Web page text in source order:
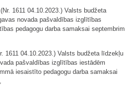
(Nr. 1611 04.10.2023.) Valsts budžeta
novada pašvaldības izglītības
pedagogu darba samaksai septembrim
1611 04.10.2023.) Valsts budžeta līdzekļu
pašvaldības izglītības iestādēm
iesaistīto pedagogu darba samaksai